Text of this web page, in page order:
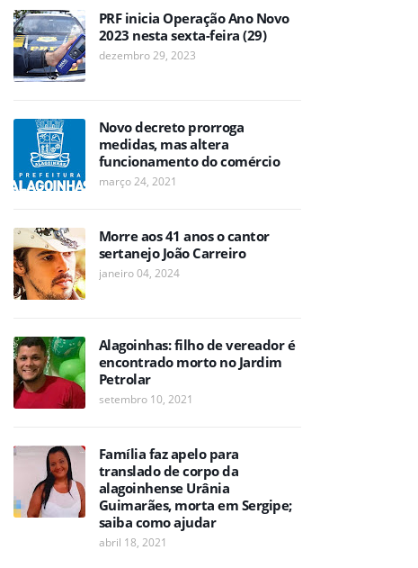
PRF inicia Operação Ano Novo
2023 nesta sexta-feira (29)
dezembro 29, 2023
Novo decreto prorroga
medidas, mas altera
funcionamento do comércio
março 24, 2021
Morre aos 41 anos o cantor
sertanejo João Carreiro
janeiro 04, 2024
Alagoinhas: filho de vereador é
encontrado morto no Jardim
Petrolar
setembro 10, 2021
Família faz apelo para
translado de corpo da
alagoinhense Urânia
Guimarães, morta em Sergipe;
saiba como ajudar
abril 18, 2021